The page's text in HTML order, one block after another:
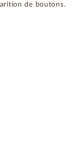
de boutons.